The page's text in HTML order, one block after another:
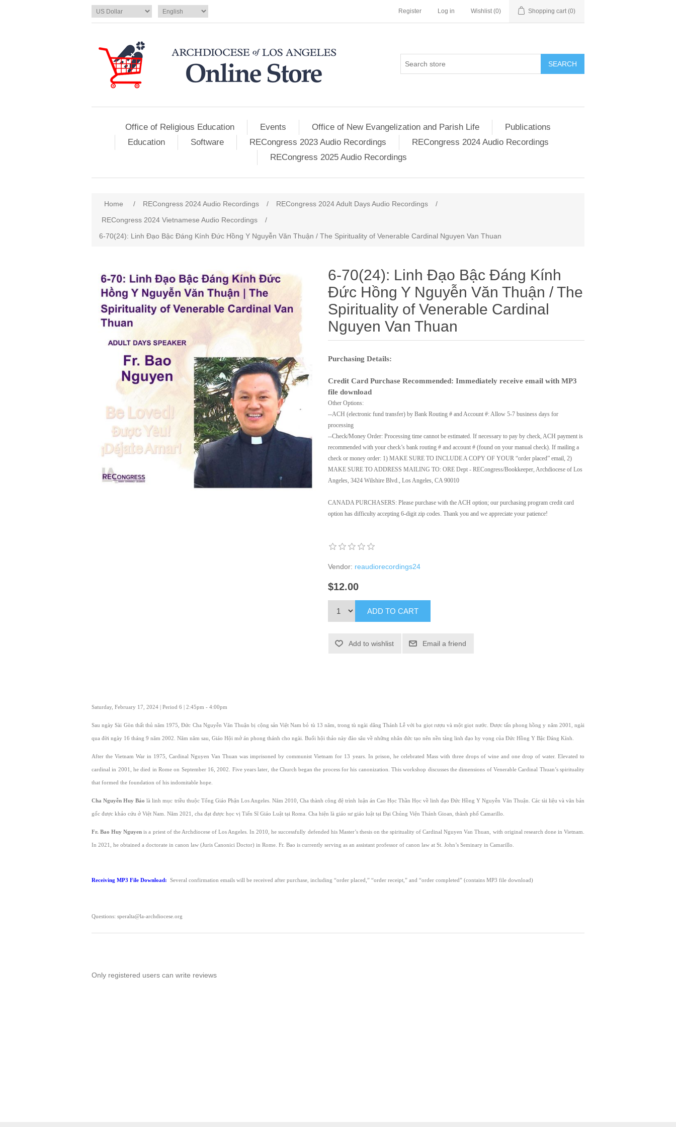
Register Log in Wishlist (0) Shopping cart (0)
SEARCH
Office of Religious Education Events Office of New Evangelization and Parish Life
Publications
Education
Software RECongress 2023 Audio Recordings
RECongress 2024 Audio Recordings
RECongress 2025 Audio Recordings
Home / RECongress 2024 Audio Recordings / RECongress 2024 Adult Days Audio Recordings
/
RECongress 2024 Vietnamese Audio Recordings
/
6-70(24): Linh Đạo Bậc Đáng Kính Đức Hồng Y Nguyễn Văn Thuận / The Spirituality of Venerable Cardinal Nguyen Van Thuan
6-70(24): Linh Đạo Bậc Đáng Kính
Đức Hồng Y Nguyễn Văn Thuận / The
Spirituality of Venerable Cardinal
Nguyen Van Thuan
Purchasing Details:
Credit Card Purchase Recommended: Immediately receive email with MP3
file download
Other Options:
--ACH (electronic fund transfer) by Bank Routing # and Account #: Allow 5-7 business days for
processing
--Check/Money Order: Processing time cannot be estimated. If necessary to pay by check, ACH payment is
recommended with your check’s bank routing # and account # (found on your manual check). If mailing a
check or money order: 1) MAKE SURE TO INCLUDE A COPY OF YOUR “order placed” email, 2)
MAKE SURE TO ADDRESS MAILING TO: ORE Dept - RECongress/Bookkeeper, Archdiocese of Los
Angeles, 3424 Wilshire Blvd., Los Angeles, CA 90010
CANADA PURCHASERS: Please purchase with the ACH option; our purchasing program credit card
option has difficulty accepting 6-digit zip codes. Thank you and we appreciate your patience!
Vendor: reaudiorecordings24
$12.00
ADD TO CART
Add to wishlist Email a friend
Saturday, February 17, 2024 | Period 6 | 2:45pm - 4:00pm
Sau ngày Sài Gòn thất thủ năm 1975, Đức Cha Nguyễn Văn Thuận bị cộng sản Việt Nam bỏ tù 13 năm, trong tù ngài dâng Thánh Lễ với ba giọt rượu và một giọt nước. Được tấn phong hồng y năm 2001, ngài
qua đời ngày 16 tháng 9 năm 2002. Năm năm sau, Giáo Hội mở án phong thánh cho ngài. Buổi hội thảo này đào sâu về những nhân đức tạo nên nền tảng linh đạo hy vọng của Đức Hồng Y Bậc Đáng Kính.
After the Vietnam War in 1975, Cardinal Nguyen Van Thuan was imprisoned by communist Vietnam for 13 years. In prison, he celebrated Mass with three drops of wine and one drop of water. Elevated to
cardinal in 2001, he died in Rome on September 16, 2002. Five years later, the Church began the process for his canonization. This workshop discusses the dimensions of Venerable Cardinal Thuan’s spirituality
that formed the foundation of his indomitable hope.
Cha Nguyễn Huy Bảo là linh mục triều thuộc Tổng Giáo Phận Los Angeles. Năm 2010, Cha thành công đệ trình luận án Cao Học Thần Học về linh đạo Đức Hồng Y Nguyễn Văn Thuận. Các tài liệu và văn bản
gốc được khảo cứu ở Việt Nam. Năm 2021, cha đạt được học vị Tiến Sĩ Giáo Luật tại Roma. Cha hiện là giáo sư giáo luật tại Đại Chủng Viện Thánh Gioan, thành phố Camarillo.
Fr. Bao Huy Nguyen is a priest of the Archdiocese of Los Angeles. In 2010, he successfully defended his Master’s thesis on the spirituality of Cardinal Nguyen Van Thuan, with original research done in Vietnam.
In 2021, he obtained a doctorate in canon law (Juris Canonici Doctor) in Rome. Fr. Bao is currently serving as an assistant professor of canon law at St. John’s Seminary in Camarillo.
Receiving MP3 File Download: Several confirmation emails will be received after purchase, including “order placed,” “order receipt,” and “order completed” (contains MP3 file download)
Questions: speralta@la-archdiocese.org
Only registered users can write reviews